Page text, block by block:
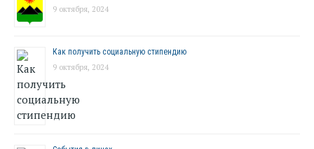
9 октября, 2024
Как получить социальную стипендию
9 октября, 2024